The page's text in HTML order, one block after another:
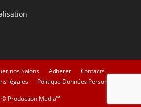
nos Salons Adhérer
Contacts
légales Politique Données Personnelles
© Production Media™